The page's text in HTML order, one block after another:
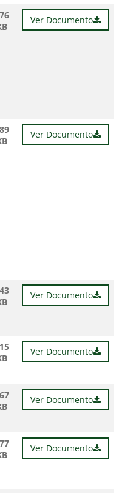
Ver Documento
Ver Documento
Ver Documento
Ver Documento
Ver Documento
Ver Documento